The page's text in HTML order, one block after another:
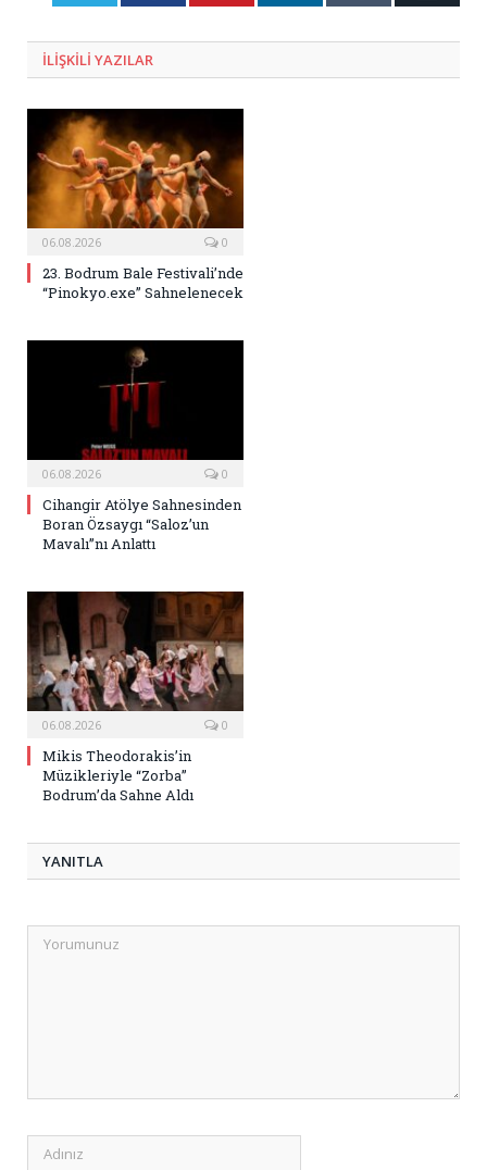
ILIŞKILI YAZILAR
06.08.2026 0
23. Bodrum Bale Festivali’nde
“Pinokyo.exe” Sahnelenecek
06.08.2026 0
Cihangir Atölye Sahnesinden
Boran Özsaygı “Saloz’un
Mavalı”nı Anlattı
06.08.2026 0
Mikis Theodorakis’in
Müzikleriyle “Zorba”
Bodrum’da Sahne Aldı
YANITLA